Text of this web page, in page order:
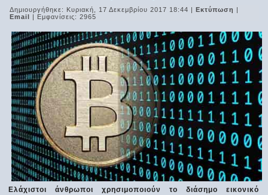
Δημιουργήθηκε: Κυριακή, 17 Δεκεμβρίου 2017 18:44 |Εκτύπωση |
Email | Εμφανίσεις: 2965
Ελάχιστοι άνθρωποι χρησιμοποιούν το διάσημο εικονικό